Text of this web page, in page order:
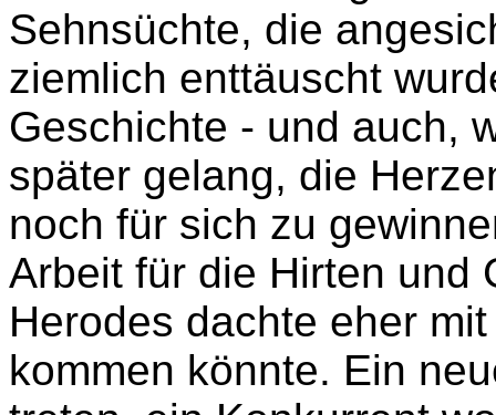
Sehnsüchte, die
ziemlich enttäuscht
Geschichte - und auch,
später gelang, die
noch für sich zu
Arbeit für die Hirten und
Herodes dachte eher
kommen könnte. Ein